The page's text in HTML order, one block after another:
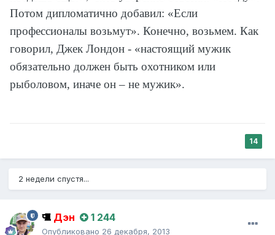
Потом дипломатично добавил: «Если
профессионалы возьмут». Конечно, возьмем. Как
говорил, Джек Лондон - «настоящий мужик
обязательно должен быть охотником или
рыболовом, иначе он – не мужик».
14
2 недели спустя...
Дэн 1 244
Опубликовано 26 декабря, 2013